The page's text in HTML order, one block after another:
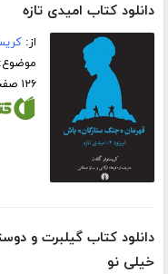
دانلود کتاب امیدی تازه
از:
موضوع:
۱۲۶ صفحه
دانلود کتاب گیلبرت و
خیلی نو